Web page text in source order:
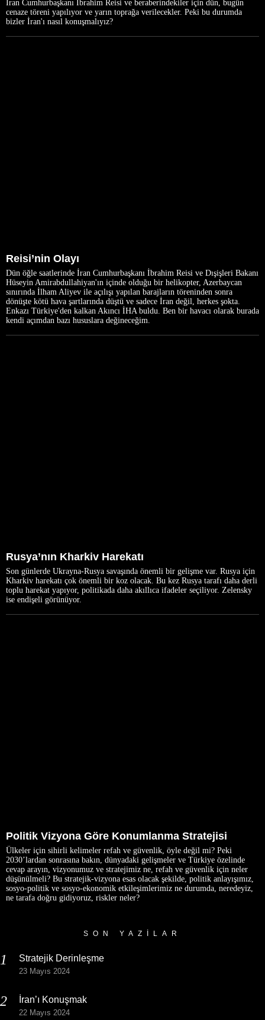
İran Cumhurbaşkanı İbrahim Reisi ve beraberindekiler için dün, bugün
cenaze töreni yapılıyor ve yarın toprağa verilecekler. Peki bu durumda
bizler İran'ı nasıl konuşmalıyız?
Reisi’nin Olayı
Dün öğle saatlerinde İran Cumhurbaşkanı İbrahim Reisi ve Dışişleri Bakanı
Hüseyin Amirabdullahiyan'ın içinde olduğu bir helikopter, Azerbaycan
sınırında İlham Aliyev ile açılışı yapılan barajların töreninden sonra
dönüşte kötü hava şartlarında düştü ve sadece İran değil, herkes şokta.
Enkazı Türkiye'den kalkan Akıncı İHA buldu. Ben bir havacı olarak burada
kendi açımdan bazı hususlara değineceğim.
Rusya’nın Kharkiv Harekatı
Son günlerde Ukrayna-Rusya savaşında önemli bir gelişme var. Rusya için
Kharkiv harekatı çok önemli bir koz olacak. Bu kez Rusya tarafı daha derli
toplu harekat yapıyor, politikada daha akıllıca ifadeler seçiliyor. Zelensky
ise endişeli görünüyor.
Politik Vizyona Göre Konumlanma Stratejisi
Ülkeler için sihirli kelimeler refah ve güvenlik, öyle değil mi? Peki
2030’lardan sonrasına bakın, dünyadaki gelişmeler ve Türkiye özelinde
cevap arayın, vizyonumuz ve stratejimiz ne, refah ve güvenlik için neler
düşünülmeli? Bu stratejik-vizyona esas olacak şekilde, politik anlayışımız,
sosyo-politik ve sosyo-ekonomik etkileşimlerimiz ne durumda, neredeyiz,
ne tarafa doğru gidiyoruz, riskler neler?
SON YAZILAR
Stratejik Derinleşme
23 Mayıs 2024
İran’ı Konuşmak
22 Mayıs 2024